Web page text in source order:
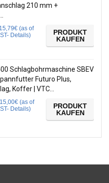
210 mm +
€ (as of
Details)
PRODUKT
KAUFEN
Schlagbohrmaschine SBEV
Futuro Plus,
Koffer | VTC…
€ (as of
Details)
PRODUKT
KAUFEN